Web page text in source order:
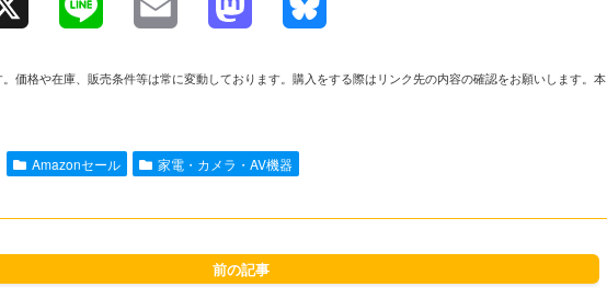
l o
d
o
k
価格や在庫、販売条件等は常に変動しております。購入をする際はリンク先の内容の確認をお願いします。本
Amazonセール 家電・カメラ・AV機器